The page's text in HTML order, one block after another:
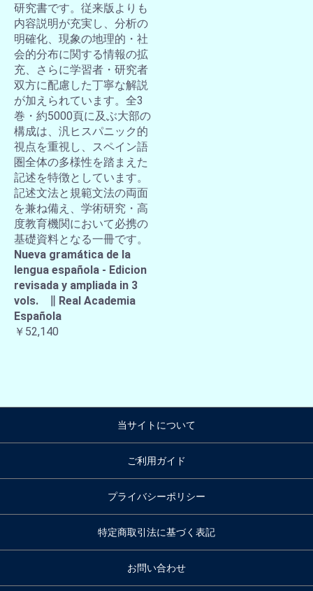
研究書です。従来版よりも
内容説明が充実し、分析の
明確化、現象の地理的・社
会的分布に関する情報の拡
充、さらに学習者・研究者
双方に配慮した丁寧な解説
が加えられています。全3
巻・約5000頁に及ぶ大部の
構成は、汎ヒスパニック的
視点を重視し、スペイン語
圏全体の多様性を踏まえた
記述を特徴としています。
記述文法と規範文法の両面
を兼ね備え、学術研究・高
度教育機関において必携の
基礎資料となる一冊です。
Nueva gramática de la
lengua española - Edicion
revisada y ampliada in 3
vols. ∥ Real Academia
Española
￥52,140
当サイトについて
ご利用ガイド
プライバシーポリシー
特定商取引法に基づく表記
お問い合わせ